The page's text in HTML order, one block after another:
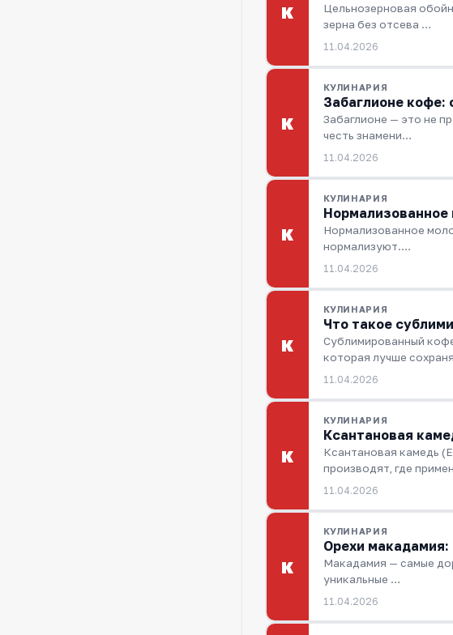
К
Цельнозерновая
зерна без отсева …
11.04.2026
К
КУЛИНАРИЯ
Забаглионе кофе:
Забаглионе — это не
честь знамени…
11.04.2026
К
КУЛИНАРИЯ
Нормализованное
Нормализованное
нормализуют.…
11.04.2026
К
КУЛИНАРИЯ
Что такое
Сублимированный
которая лучше
11.04.2026
К
КУЛИНАРИЯ
Ксантановая
Ксантановая камедь
производят, где
11.04.2026
К
КУЛИНАРИЯ
Орехи макадамия:
Макадамия — самые
уникальные …
11.04.2026